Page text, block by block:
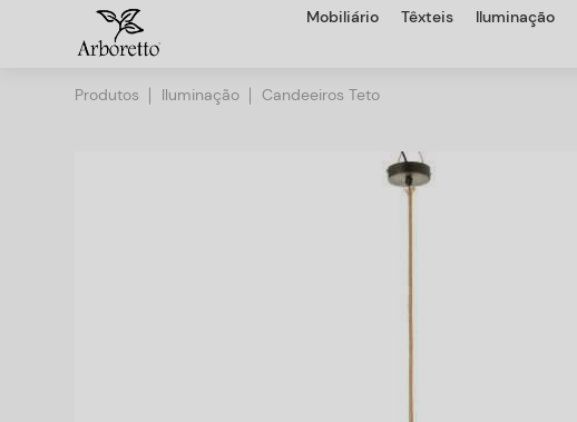
Mobiliário Têxteis Iluminação
Produtos Iluminação Candeeiros Teto